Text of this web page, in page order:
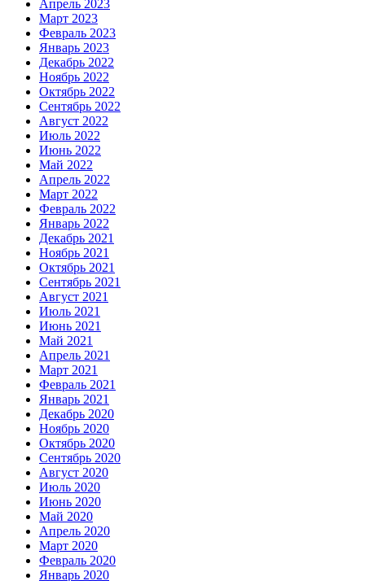
Апрель 2023
Март 2023
Февраль 2023
Январь 2023
Декабрь 2022
Ноябрь 2022
Октябрь 2022
Сентябрь 2022
Август 2022
Июль 2022
Июнь 2022
Май 2022
Апрель 2022
Март 2022
Февраль 2022
Январь 2022
Декабрь 2021
Ноябрь 2021
Октябрь 2021
Сентябрь 2021
Август 2021
Июль 2021
Июнь 2021
Май 2021
Апрель 2021
Март 2021
Февраль 2021
Январь 2021
Декабрь 2020
Ноябрь 2020
Октябрь 2020
Сентябрь 2020
Август 2020
Июль 2020
Июнь 2020
Май 2020
Апрель 2020
Март 2020
Февраль 2020
Январь 2020